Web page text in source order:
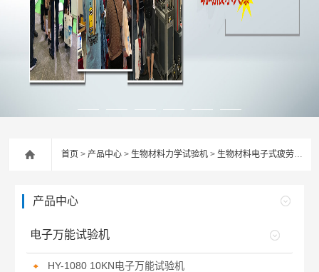
首页 >产品中心 > 生物材料力学试验机 > 生物材料电子式疲劳试验机
产品中心
电子万能试验机
HY-1080 10KN电子万能试验机